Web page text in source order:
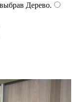
Дерево.